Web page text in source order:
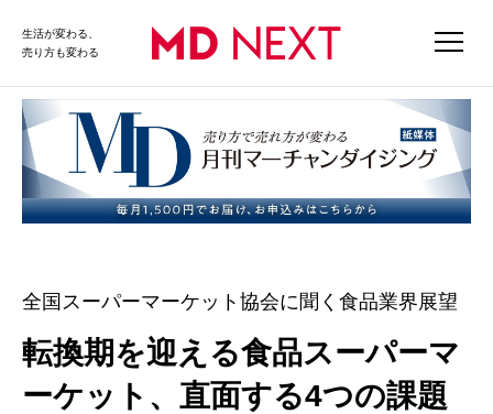
生活が変わる、
売り方も変わる
全国スーパーマーケット協会に聞く食品業界展望
転換期を迎える食品スーパーマ
ーケット、直面する4つの課題